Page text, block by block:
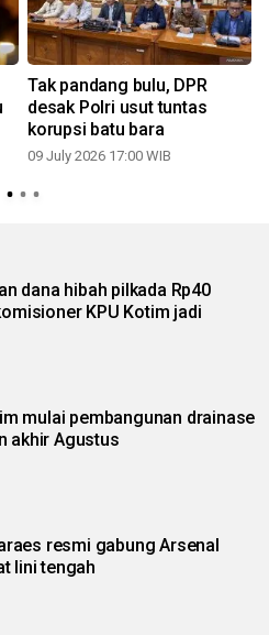
Tak pandang bulu, DPR
desak Polri usut tuntas
korupsi batu bara
09 July 2026 17:00 WIB
dana hibah pilkada Rp40
KPU Kotim jadi
mulai pembangunan drainase
akhir Agustus
resmi gabung Arsenal
lini tengah